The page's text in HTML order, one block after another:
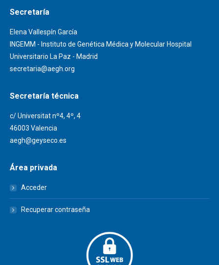
Secretaría
Elena Vallespín García
INGEMM - Instituto de Genética Médica y Molecular Hospital
Universitario La Paz - Madrid
secretaria@aegh.org
Secretaría técnica
c/ Universitat nº4, 4º, 4
46003 Valencia
aegh@geyseco.es
Área privada
Acceder
Recuperar contraseña